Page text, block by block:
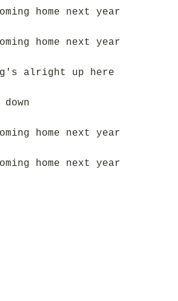
home next year
home next year
alright up here
home next year
home next year